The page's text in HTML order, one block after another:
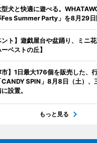
犬と快適に遊べる。
Fes Summer Party」を8月29
ント】遊戯屋台や盆踊り、ミニ
ベストの丘】
市】1日最大176個を販売した、
CANDY SPIN」8月8日（土）、
設置。
もっと見る